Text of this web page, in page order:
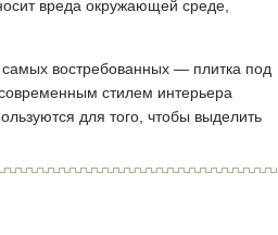
вреда окружающей среде,
востребованных — плитка под
стилем интерьера
для того, чтобы выделить